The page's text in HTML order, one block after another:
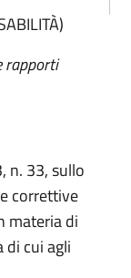
rapporti
n. 33, sullo
correttive
materia di
di cui agli